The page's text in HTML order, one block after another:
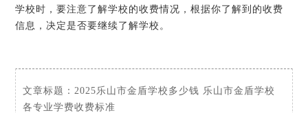
学校时，要注意了解学校的收费情况，根据你了解到的收费
信息，决定是否要继续了解学校。
文章标题：2025乐山市金盾学校多少钱 乐山市金盾学校
各专业学费收费标准